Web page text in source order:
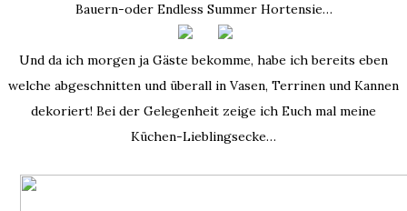
Bauern-oder Endless Summer Hortensie…
Und da ich morgen ja Gäste bekomme, habe ich bereits eben
welche abgeschnitten und überall in Vasen, Terrinen und Kannen
dekoriert! Bei der Gelegenheit zeige ich Euch mal meine
Küchen-Lieblingsecke…